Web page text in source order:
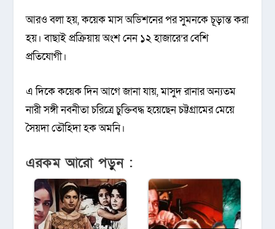
আরও বলা হয়, কয়েক মাস অডিশনের পর সুমনকে চূড়ান্ত করা
হয়। বাছাই প্রক্রিয়ায় অংশ নেন ১২ হাজারে’র বেশি
প্রতিযোগী।
এ দিকে কয়েক দিন আগে জানা যায়, মাসুদ রানার অন্যতম
নারী সঙ্গী নবনীতা চরিত্রে চুক্তিবদ্ধ হয়েছেন চট্টগ্রামের মেয়ে
সৈয়দা তৌহিদা হক অমনি।
এরকম আরো পড়ুন :